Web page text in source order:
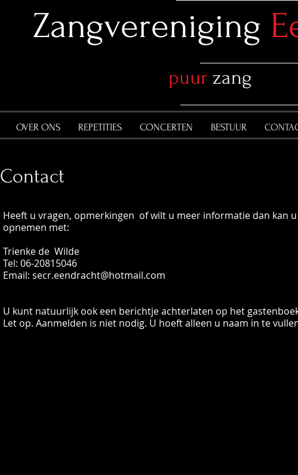
​Zangvereniging
puur zang
OVER ONS REPETITIES CONCERTEN BESTUUR
Contact
Heeft u vragen, opmerkingen of wilt u meer informatie dan kan
opnemen met:
Trienke de Wilde
Tel: 06-20815046
Email: secr.eendracht@hotmail.com
U kunt natuurlijk ook een berichtje achterlaten op het
Let op. Aanmelden is niet nodig. U hoeft alleen u naam in te